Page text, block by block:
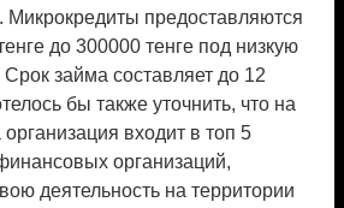
Микрокредиты предоставляются
до 300000 тенге под низкую
Срок займа составляет до 12
бы также уточнить, что на
входит в топ 5
организаций,
деятельность на территории